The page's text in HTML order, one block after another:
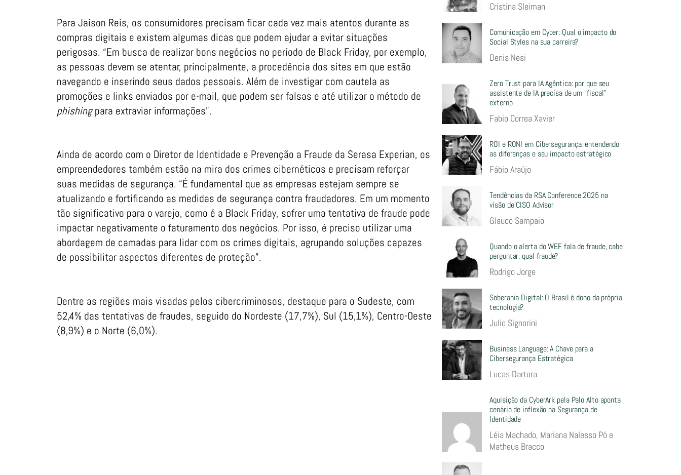
Para Jaison Reis, os consumidores precisam ficar cada vez mais atentos durante as
compras digitais e existem algumas dicas que podem ajudar a evitar situações
perigosas. “Em busca de realizar bons negócios no período de Black Friday, por exemplo,
as pessoas devem se atentar, principalmente, a procedência dos sites em que estão
navegando e inserindo seus dados pessoais. Além de investigar com cautela as
promoções e links enviados por e-mail, que podem ser falsas e até utilizar o método de
phishingpara extraviar informações”.
Ainda de acordo com o Diretor de Identidade e Prevenção a Fraude da Serasa Experian, os
empreendedores também estão na mira dos crimes cibernéticos e precisam reforçar
suas medidas de segurança. “É fundamental que as empresas estejam sempre se
atualizando e fortificando as medidas de segurança contra fraudadores. Em um momento
tão significativo para o varejo, como é a Black Friday, sofrer uma tentativa de fraude pode
impactar negativamente o faturamento dos negócios. Por isso, é preciso utilizar uma
abordagem de camadas para lidar com os crimes digitais, agrupando soluções capazes
de possibilitar aspectos diferentes de proteção”.
Dentre as regiões mais visadas pelos cibercriminosos, destaque para o Sudeste, com
52,4% das tentativas de fraudes, seguido do Nordeste (17,7%), Sul (15,1%), Centro-Oeste
(8,9%) e o Norte (6,0%).
Cristina Sleiman
Comunicação em Cyber: Qual o impacto do
Social Styles na sua carreira?
Denis Nesi
Zero Trust para IA Agêntica: por que seu
assistente de IA precisa de um “fiscal”
externo
Fabio Correa Xavier
ROI e RONI em Cibersegurança: entendendo
as diferenças e seu impacto estratégico
Fábio Araújo
Tendências da RSA Conference 2025 na
visão de CISO Advisor
Glauco Sampaio
Quando o alerta do WEF fala de fraude, cabe
perguntar: qual fraude?
Rodrigo Jorge
Soberania Digital: O Brasil é dono da própria
tecnologia?
Julio Signorini
Business Language: A Chave para a
Cibersegurança Estratégica
Lucas Dartora
Aquisição da CyberArk pela Palo Alto aponta
cenário de inflexão na Segurança de
Identidade
Léia Machado, Mariana Nalesso Pó e
Matheus Bracco